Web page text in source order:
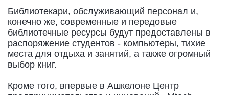
Библиотекари, обслуживающий персонал и,
конечно же, современные и передовые
библиотечные ресурсы будут предоставлены в
распоряжение студентов - компьютеры, тихие
места для отдыха и занятий, а также огромный
выбор книг.
Кроме того, впервые в Ашкелоне Центр